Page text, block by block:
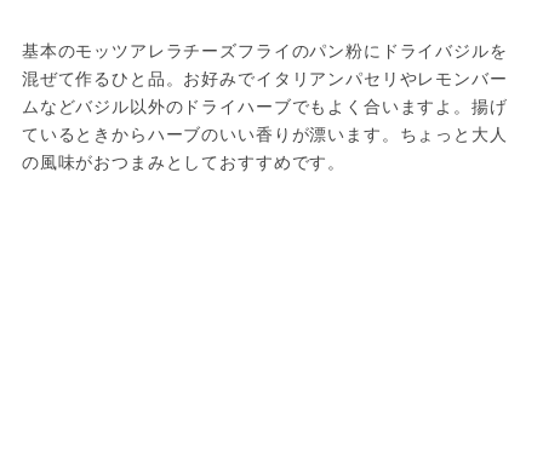
基本のモッツアレラチーズフライのパン粉にドライバジルを
混ぜて作るひと品。お好みでイタリアンパセリやレモンバー
ムなどバジル以外のドライハーブでもよく合いますよ。揚げ
ているときからハーブのいい香りが漂います。ちょっと大人
の風味がおつまみとしておすすめです。